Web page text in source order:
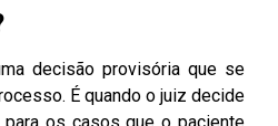
decisão provisória que se
É quando o juiz decide